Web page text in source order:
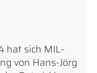
hat sich MIL-
von Hans-Jörg